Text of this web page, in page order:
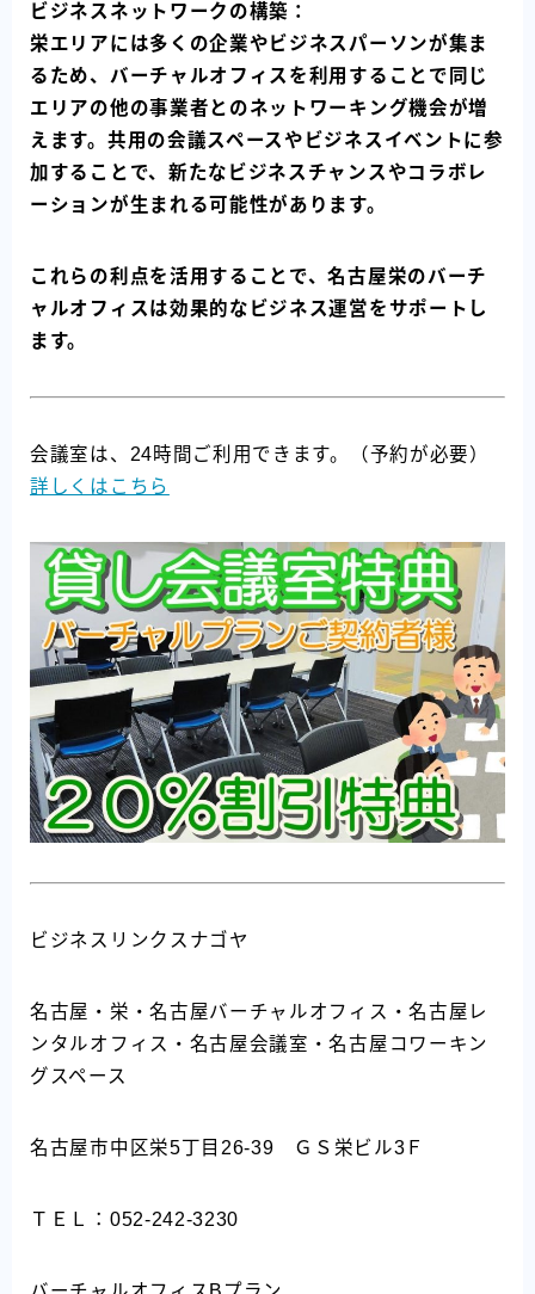
ビジネスネットワークの構築：
栄エリアには多くの企業やビジネスパーソンが集ま
るため、バーチャルオフィスを利用することで同じ
エリアの他の事業者とのネットワーキング機会が増
えます。共用の会議スペースやビジネスイベントに参
加することで、新たなビジネスチャンスやコラボレ
ーションが生まれる可能性があります。
これらの利点を活用することで、名古屋栄のバーチ
ャルオフィスは効果的なビジネス運営をサポートし
ます。
会議室は、24時間ご利用できます。（予約が必要）
詳しくはこちら
ビジネスリンクスナゴヤ
名古屋・栄・名古屋バーチャルオフィス・名古屋レ
ンタルオフィス・名古屋会議室・名古屋コワーキン
グスペース
名古屋市中区栄5丁目26-39 ＧＳ栄ビル3Ｆ
ＴＥＬ：052-242-3230